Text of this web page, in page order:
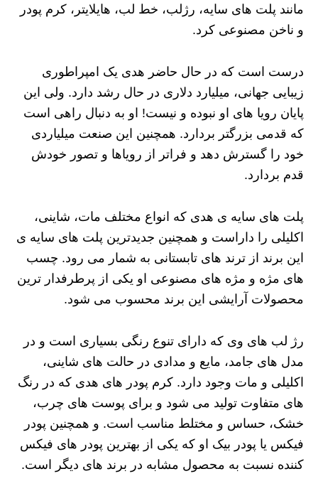
مانند پلت های سایه، رژلب، خط لب، هایلایتر، کرم پودر
و ناخن مصنوعی کرد.
درست است که در حال حاضر هدی یک امپراطوری
زیبایی جهانی، میلیارد دلاری در حال رشد دارد. ولی این
پایان رویا های او نبوده و نیست! او به دنبال راهی است
که قدمی بزرگتر بردارد. همچنین این صنعت میلیاردی
خود را گسترش دهد و فراتر از رویاها و تصور خودش
قدم بردارد.
پلت های سایه ی هدی که انواع مختلف مات، شاینی،
اکلیلی را داراست و همچنین جدیدترین پلت های سایه ی
این برند از ترند های تابستانی به شمار می رود. چسب
های مژه و مژه های مصنوعی او یکی از پرطرفدار ترین
محصولات آرایشی این برند محسوب می شود.
رژ لب های وی که دارای تنوع رنگی بسیاری است و در
مدل های جامد، مایع و مدادی در حالت های شاینی،
اکلیلی و مات وجود دارد. کرم پودر های هدی که در رنگ
های متفاوت تولید می شود و برای پوست های چرب،
خشک، حساس و مختلط مناسب است. و همچنین پودر
فیکس یا پودر بیک او که یکی از بهترین پودر های فیکس
کننده نسبت به محصول مشابه در برند های دیگر است.